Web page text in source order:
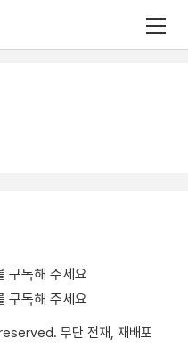
구독해 주세요
구독해 주세요
무단 전재, 재배포